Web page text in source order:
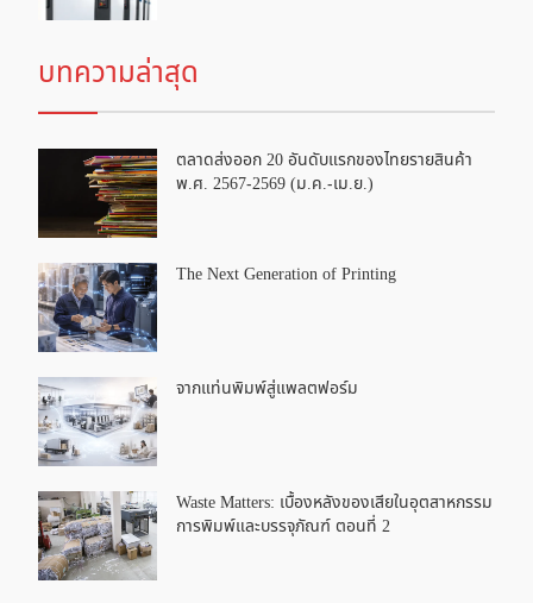
บทความล่าสุด
ตลาดส่งออก 20 อันดับแรกของไทยรายสินค้า
พ.ศ. 2567-2569 (ม.ค.-เม.ย.)
The Next Generation of Printing
จากแท่นพิมพ์สู่แพลตฟอร์ม
Waste Matters: เบื้องหลังของเสียในอุตสาหกรรม
การพิมพ์และบรรจุภัณฑ์ ตอนที่ 2